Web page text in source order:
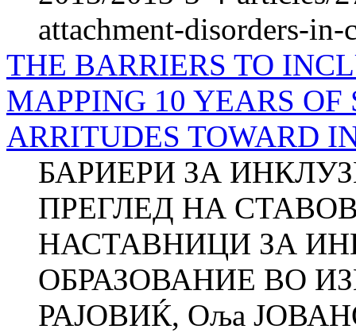
attachment-disorders-
THE BARRIERS TO
MAPPING 10 YEARS OF
ARRITUDES TO­WARD
БАРИЕРИ ЗА
ПРЕГЛЕД НА
НАСТАВНИЦИ ЗА
ОБРАЗОВАНИЕ ВО
РАЈОВИЌ, Оља